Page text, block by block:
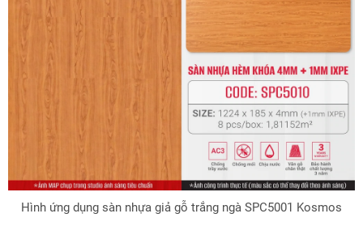
Hình ứng dụng sàn nhựa giả gỗ trắng ngà SPC5001 Kosmos